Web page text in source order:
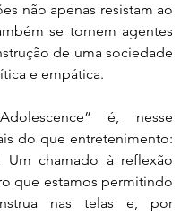
não apenas resistam ao
se tornem agentes
de uma sociedade
e empática.
é, nesse
do que entretenimento:
Um chamado à reflexão
que estamos permitindo
nas telas e, por